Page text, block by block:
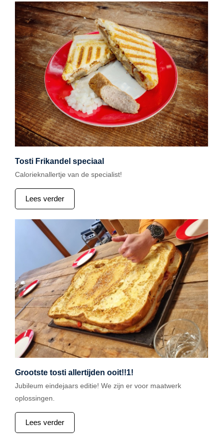
Tosti Frikandel speciaal
Calorieknallertje van de specialist!
Lees verder
Grootste tosti allertijden ooit!!1!
Jubileum eindejaars editie! We zijn er voor maatwerk
oplossingen.
Lees verder